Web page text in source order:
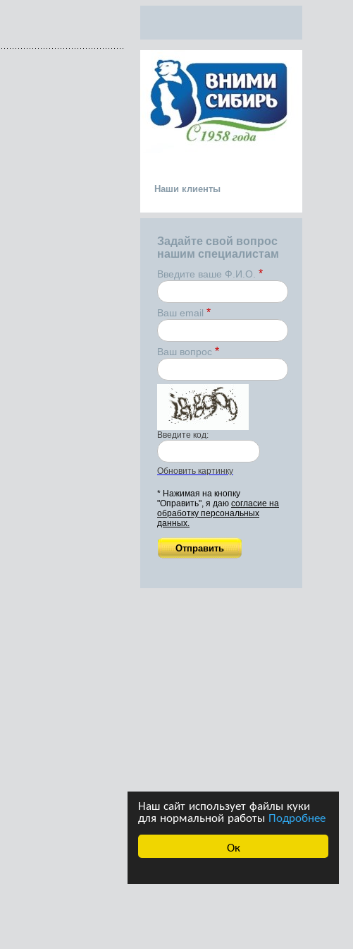
Ок
Наш сайт использует файлы куки
для нормальной работы Подробнее
Наши клиенты
Задайте свой вопрос
нашим специалистам
Введите ваше Ф.И.О. *
Ваш email *
Ваш вопрос *
Введите код:
Обновить картинку
* Нажимая на кнопку
"Оправить", я даю согласие на
обработку персональных
данных.